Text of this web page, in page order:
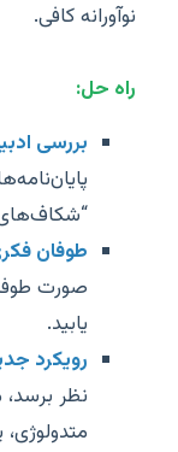
نوآورانه کافی.
راه حل:
بررسی
طوفان
صورت
یابید.
رویکرد
نظر برسد،